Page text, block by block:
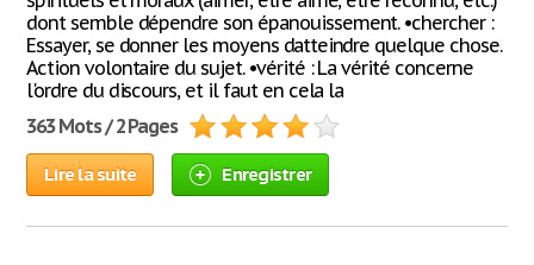
dont semble dépendre son épanouissement. •chercher :
Essayer, se donner les moyens datteindre quelque chose.
Action volontaire du sujet. •vérité : La vérité concerne
l'ordre du discours, et il faut en cela la
363 Mots / 2 Pages
Lire la suite Enregistrer